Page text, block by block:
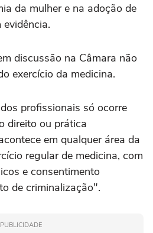
da mulher e na adoção de
discussão na Câmara não
exercício da medicina.
profissionais só ocorre
direito ou prática
em qualquer área da
regular de medicina, com
e consentimento
de criminalização".
PUBLICIDADE